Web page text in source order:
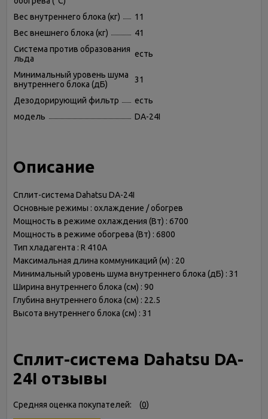
Вес внутреннего блока (кг)
11
Вес внешнего блока (кг)
41
Система против образования
льда
есть
Минимальный уровень шума
внутреннего блока (дБ)
31
Дезодорирующий фильтр
есть
модель
DA-24I
Описание
Сплит-система Dahatsu DA-24I
Основные режимы : охлаждение / обогрев
Мощность в режиме охлаждения (Вт) : 6700
Мощность в режиме обогрева (Вт) : 6800
Тип хладагента : R 410A
Максимальная длина коммуникаций (м) : 20
Минимальный уровень шума внутреннего блока (дБ) : 31
Ширина внутреннего блока (см) : 90
Глубина внутреннего блока (см) : 22.5
Высота внутреннего блока (см) : 31
Сплит-система Dahatsu DA-
24I отзывы
Средняя оценка покупателей: (0)